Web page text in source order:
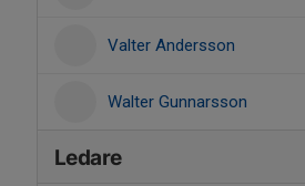
Valter Andersson
Walter Gunnarsson
Ledare